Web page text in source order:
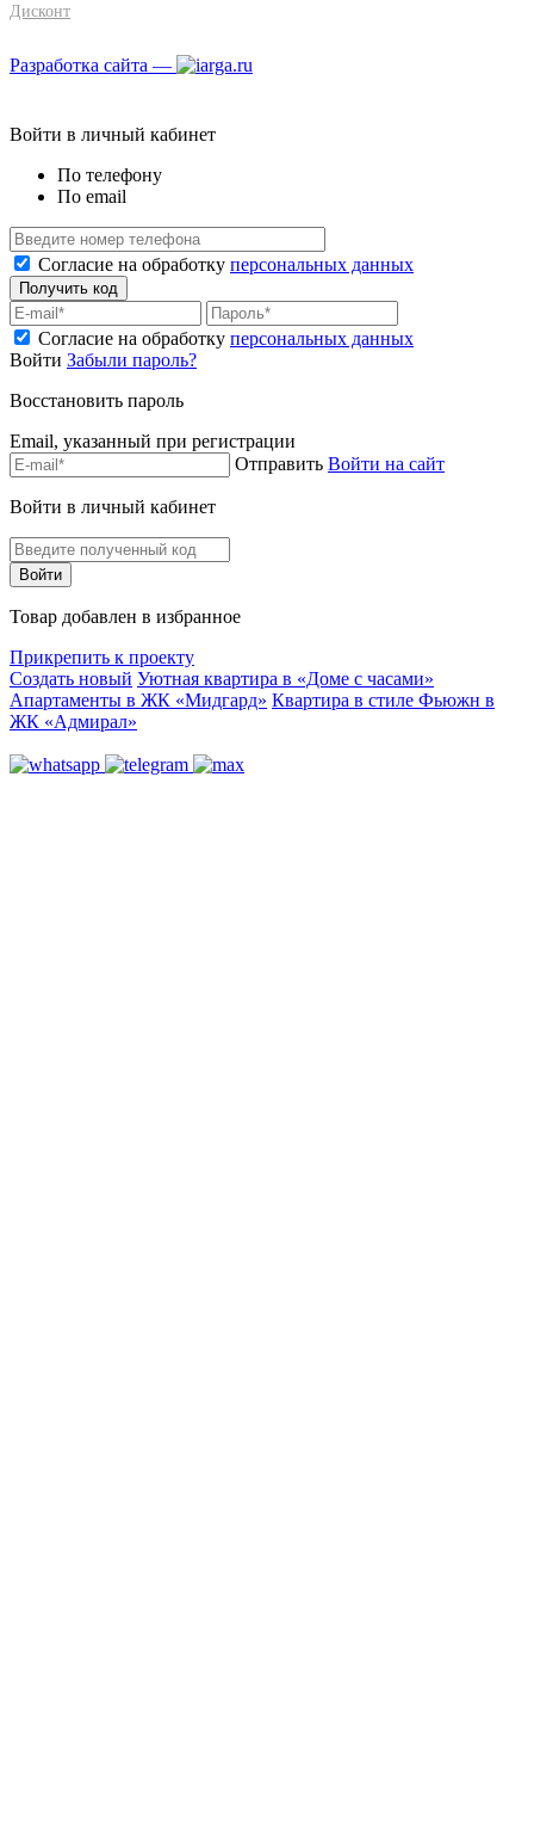
Дисконт
Разработка сайта —
Войти в личный кабинет
По телефону
По email
Согласие на обработку персональных данных
Согласие на обработку персональных данных
Войти Забыли пароль?
Восстановить пароль
Email, указанный при регистрации
Отправить Войти на сайт
Войти в личный кабинет
Товар добавлен в избранное
Прикрепить к проекту
Создать новый Уютная квартира в «Доме с часами»
Апартаменты в ЖК «Мидгард» Квартира в стиле Фьюжн в
ЖК «Адмирал»